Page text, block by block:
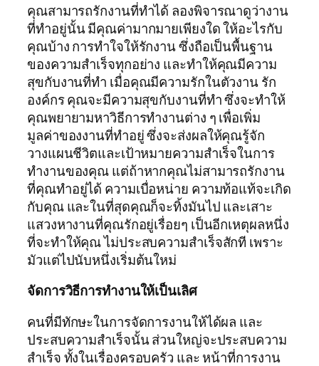
คุณสามารถรักงานที่ทำได้ ลองพิจารณาดูว่างาน
ที่ทำอยู่นั้น มีคุณค่ามากมายเพียงใด ให้อะไรกับ
คุณบ้าง การทำใจให้รักงาน ซึ่งถือเป็นพื้นฐาน
ของความสำเร็จทุกอย่าง และทำให้คุณมีความ
สุขกับงานที่ทำ เมื่อคุณมีความรักในตัวงาน รัก
องค์กร คุณจะมีความสุขกับงานที่ทำ ซึ่งจะทำให้
คุณพยายามหาวิธีการทำงานต่าง ๆ เพื่อเพิ่ม
มูลค่าของงานที่ทำอยู่ ซึ่งจะส่งผลให้คุณรู้จัก
วางแผนชีวิตและเป้าหมายความสำเร็จในการ
ทำงานของคุณ แต่ถ้าหากคุณไม่สามารถรักงาน
ที่คุณทำอยู่ได้ ความเบื่อหน่าย ความท้อแท้จะเกิด
กับคุณ และในที่สุดคุณก็จะทิ้งมันไป และเสาะ
แสวงหางานที่คุณรักอยู่เรื่อยๆ เป็นอีกเหตุผลหนึ่ง
ที่จะทำให้คุณ ไม่ประสบความสำเร็จสักที เพราะ
มัวแต่ไปนับหนึ่งเริ่มต้นใหม่
จัดการวิธีการทำงานให้เป็นเลิศ
คนที่มีทักษะในการจัดการงานให้ได้ผล และ
ประสบความสำเร็จนั้น ส่วนใหญ่จะประสบความ
สำเร็จ ทั้งในเรื่องครอบครัว และ หน้าที่การงาน